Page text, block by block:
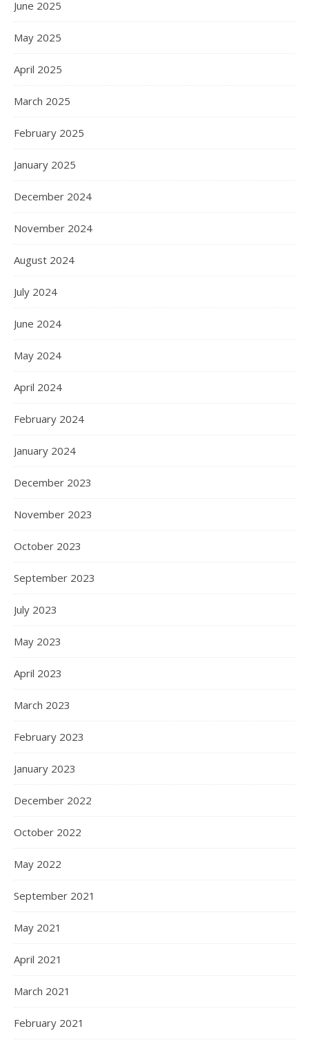
June 2025
May 2025
April 2025
March 2025
February 2025
January 2025
December 2024
November 2024
August 2024
July 2024
June 2024
May 2024
April 2024
February 2024
January 2024
December 2023
November 2023
October 2023
September 2023
July 2023
May 2023
April 2023
March 2023
February 2023
January 2023
December 2022
October 2022
May 2022
September 2021
May 2021
April 2021
March 2021
February 2021